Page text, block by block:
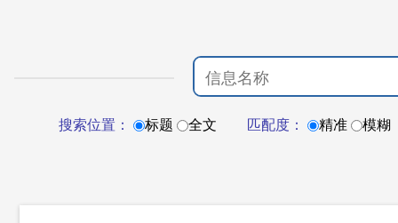
搜索位置： 标题 全文 匹配度： 精准 模糊